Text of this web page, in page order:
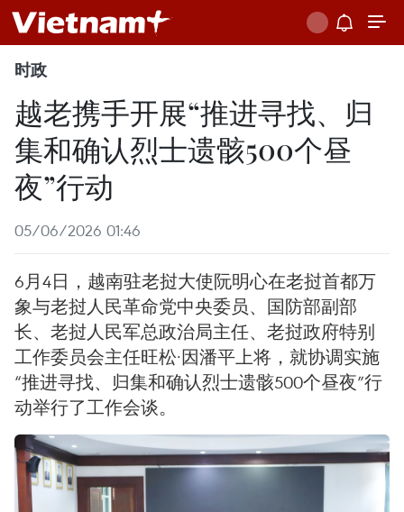
时政
越老携手开展“推进寻找、归
集和确认烈士遗骸500个昼
夜”行动
05/06/2026 01:46
6月4日，越南驻老挝大使阮明心在老挝首都万
象与老挝人民革命党中央委员、国防部副部
长、老挝人民军总政治局主任、老挝政府特别
工作委员会主任旺松·因潘平上将，就协调实施
“推进寻找、归集和确认烈士遗骸500个昼夜”行
动举行了工作会谈。